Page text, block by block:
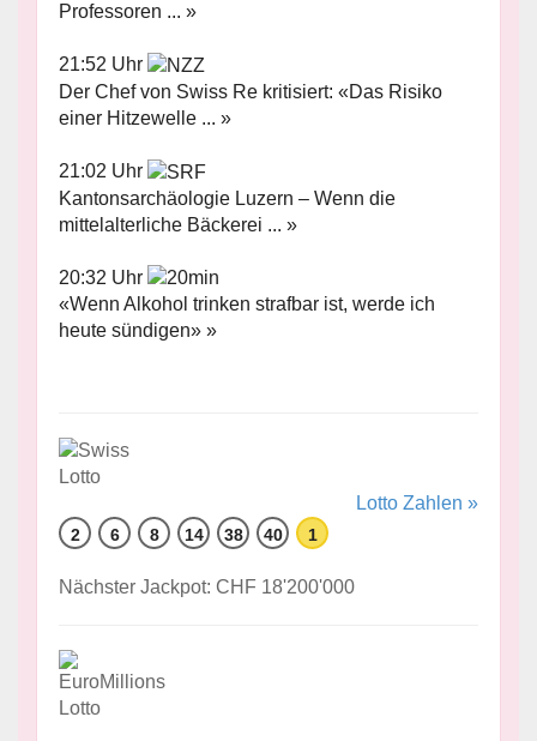
Professoren ... »
21:52 Uhr
Der Chef von Swiss Re kritisiert: «Das Risiko
einer Hitzewelle ... »
21:02 Uhr
Kantonsarchäologie Luzern – Wenn die
mittelalterliche Bäckerei ... »
20:32 Uhr
«Wenn Alkohol trinken strafbar ist, werde ich
heute sündigen» »
Lotto Zahlen »
2 6 8 14 38 40 1
Nächster Jackpot: CHF 18'200'000